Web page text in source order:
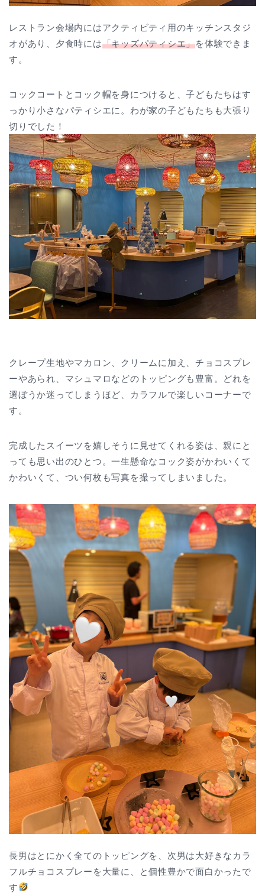
レストラン会場内にはアクティビティ用のキッチンスタジ
オがあり、夕食時には「キッズパティシエ」を体験できま
す。
コックコートとコック帽を身につけると、子どもたちはす
っかり小さなパティシエに。わが家の子どもたちも大張り
切りでした！
クレープ生地やマカロン、クリームに加え、チョコスプレ
ーやあられ、マシュマロなどのトッピングも豊富。どれを
選ぼうか迷ってしまうほど、カラフルで楽しいコーナーで
す。
完成したスイーツを嬉しそうに見せてくれる姿は、親にと
っても思い出のひとつ。一生懸命なコック姿がかわいくて
かわいくて、つい何枚も写真を撮ってしまいました。
長男はとにかく全てのトッピングを、次男は大好きなカラ
フルチョコスプレーを大量に、と個性豊かで面白かったで
す